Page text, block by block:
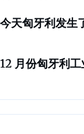
今天匈牙利发生
12 月份匈牙利